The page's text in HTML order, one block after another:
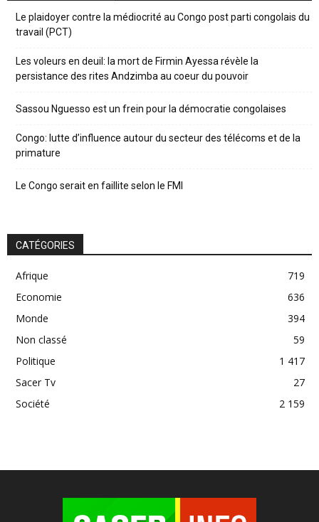
Le plaidoyer contre la médiocrité au Congo post parti congolais du
travail (PCT)
Les voleurs en deuil: la mort de Firmin Ayessa révèle la
persistance des rites Andzimba au coeur du pouvoir
Sassou Nguesso est un frein pour la démocratie congolaises
Congo: lutte d’influence autour du secteur des télécoms et de la
primature
Le Congo serait en faillite selon le FMI
CATÉGORIES
Afrique
719
Economie
636
Monde
394
Non classé
59
Politique
1 417
Sacer Tv
27
Société
2 159